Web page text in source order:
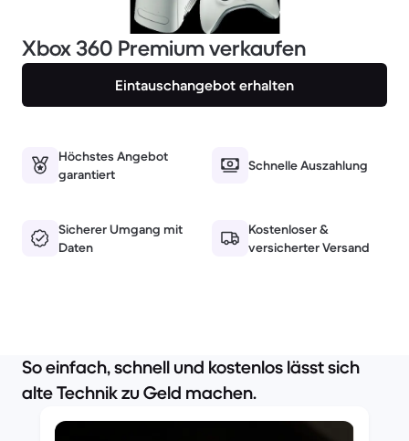
Xbox 360 Premium verkaufen
Eintauschangebot erhalten
Höchstes Angebot
garantiert
Schnelle Auszahlung
Sicherer Umgang mit
Daten
Kostenloser &
versicherter Versand
So einfach, schnell und kostenlos lässt sich
alte Technik zu Geld machen.